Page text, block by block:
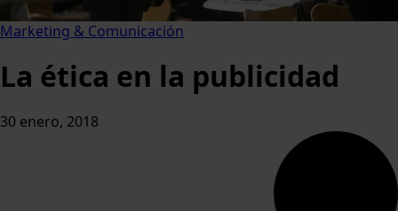
Marketing & Comunicación
La ética en la publicidad
30 enero, 2018